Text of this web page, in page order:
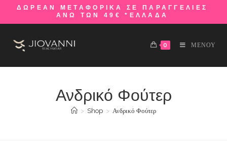
ΔΩΡΕΑΝ ΜΕΤΑΦΟΡΙΚΑ ΣΕ ΠΑΡΑΓΓΕΛΙΕΣ
ΑΝΩ ΤΩΝ 49€ *ΕΛΛΑΔΑ
0 ΜΕΝΟΥ
Ανδρικό Φούτερ
> Shop > Ανδρικό Φούτερ